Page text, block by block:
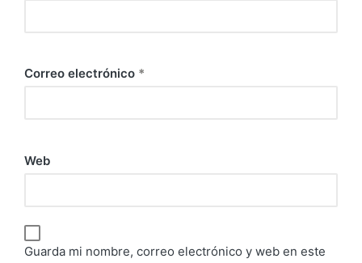
Correo electrónico *
Web
Guarda mi nombre, correo electrónico y web en este